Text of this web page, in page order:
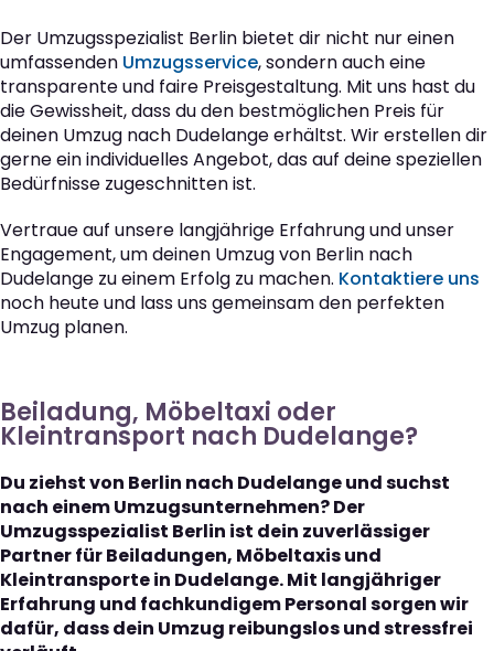
Der Umzugsspezialist Berlin bietet dir nicht nur einen
umfassenden Umzugsservice, sondern auch eine
transparente und faire Preisgestaltung. Mit uns hast du
die Gewissheit, dass du den bestmöglichen Preis für
deinen Umzug nach Dudelange erhältst. Wir erstellen dir
gerne ein individuelles Angebot, das auf deine speziellen
Bedürfnisse zugeschnitten ist.
Vertraue auf unsere langjährige Erfahrung und unser
Engagement, um deinen Umzug von Berlin nach
Dudelange zu einem Erfolg zu machen. Kontaktiere uns
noch heute und lass uns gemeinsam den perfekten
Umzug planen.
Beiladung, Möbeltaxi oder
Kleintransport nach Dudelange?
Du ziehst von Berlin nach Dudelange und suchst
nach einem Umzugsunternehmen? Der
Umzugsspezialist Berlin ist dein zuverlässiger
Partner für Beiladungen, Möbeltaxis und
Kleintransporte in Dudelange. Mit langjähriger
Erfahrung und fachkundigem Personal sorgen wir
dafür, dass dein Umzug reibungslos und stressfrei